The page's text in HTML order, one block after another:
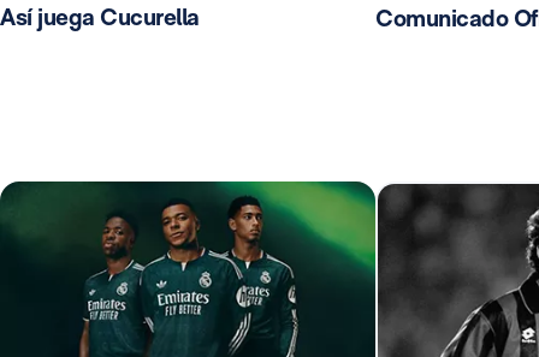
Así juega Cucurella Comunicado